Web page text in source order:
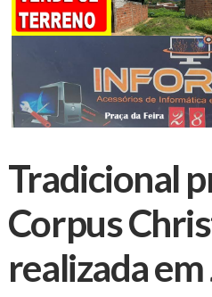
Tradicional
Corpus
realizada